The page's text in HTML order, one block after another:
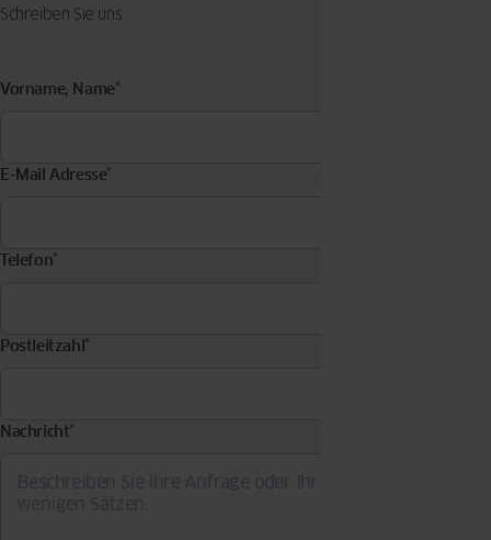
Schreiben Sie uns:
Vorname, Name*
E-Mail Adresse*
Telefon*
Postleitzahl*
Nachricht*